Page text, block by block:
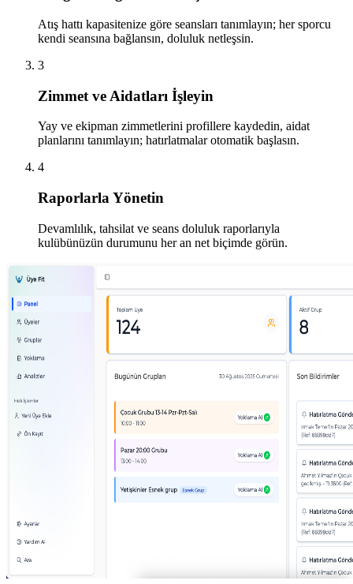
Atış hattı kapasitenize göre seansları tanımlayın; her sporcu
kendi seansına bağlansın, doluluk netleşsin.
3
Zimmet ve Aidatları İşleyin
Yay ve ekipman zimmetlerini profillere kaydedin, aidat
planlarını tanımlayın; hatırlatmalar otomatik başlasın.
4
Raporlarla Yönetin
Devamlılık, tahsilat ve seans doluluk raporlarıyla
kulübünüzün durumunu her an net biçimde görün.